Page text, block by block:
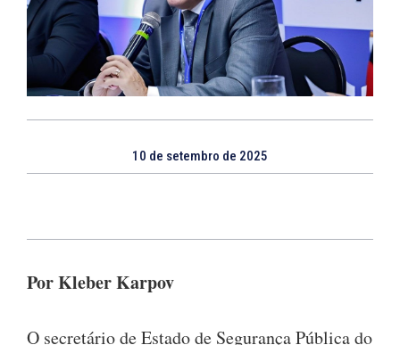
10 de setembro de 2025
Por Kleber Karpov
O secretário de Estado de Segurança Pública do